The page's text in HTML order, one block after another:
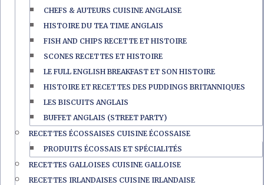
CHEFS & AUTEURS CUISINE ANGLAISE
HISTOIRE DU TEA TIME ANGLAIS
FISH AND CHIPS RECETTE ET HISTOIRE
SCONES RECETTES ET HISTOIRE
LE FULL ENGLISH BREAKFAST ET SON HISTOIRE
HISTOIRE ET RECETTES DES PUDDINGS BRITANNIQUES
LES BISCUITS ANGLAIS
BUFFET ANGLAIS (STREET PARTY)
RECETTES ÉCOSSAISES CUISINE ÉCOSSAISE
PRODUITS ÉCOSSAIS ET SPÉCIALITÉS
RECETTES GALLOISES CUISINE GALLOISE
RECETTES IRLANDAISES CUISINE IRLANDAISE